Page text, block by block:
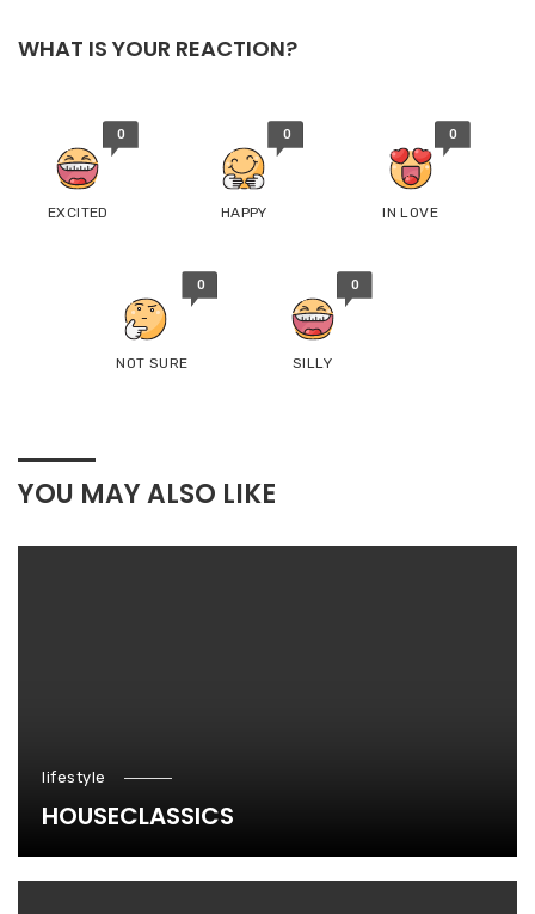
WHAT IS YOUR REACTION?
0
EXCITED
0
HAPPY
0
IN LOVE
0
NOT SURE
0
SILLY
YOU MAY ALSO LIKE
lifestyle
HOUSECLASSICS